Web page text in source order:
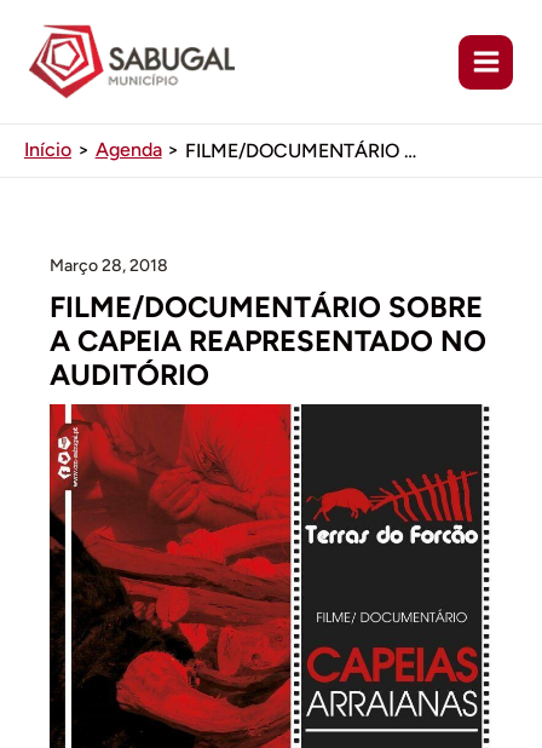
conteúdo
Início Agenda FILME/DOCUMENTÁRIO SOBRE A CAPEIA REAPRESENTADO NO AUDITÓRIO
Março 28, 2018
FILME/DOCUMENTÁRIO SOBRE
A CAPEIA REAPRESENTADO NO
AUDITÓRIO